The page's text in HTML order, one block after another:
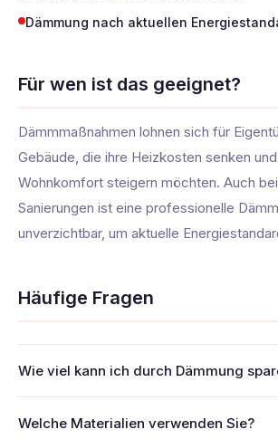
Dämmung nach aktuellen
Für wen ist das geeignet?
Dämmmaßnahmen lohnen sich für
Gebäude, die ihre Heizkosten senken
Wohnkomfort steigern möchten. Auch
Sanierungen ist eine professionelle
unverzichtbar, um aktuelle
Häufige Fragen
Wie viel kann ich durch Dämmung
Welche Materialien verwenden Sie?